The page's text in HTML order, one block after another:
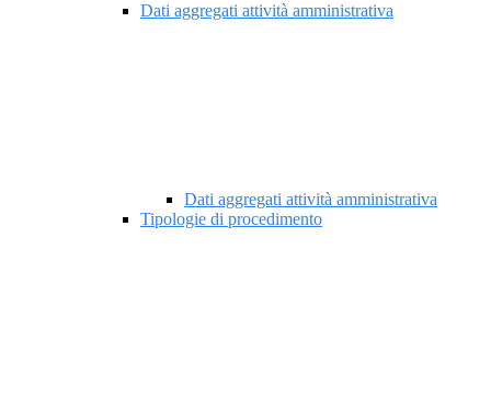
Dati aggregati attività amministrativa
Dati aggregati attività amministrativa
Tipologie di procedimento